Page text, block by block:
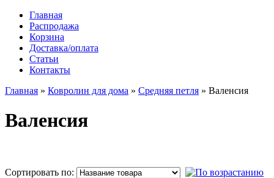
Главная
Распродажа
Корзина
Доставка/оплата
Статьи
Контакты
Главная » Ковролин для дома » Средняя петля » Валенсия
Валенсия
Сортировать по: